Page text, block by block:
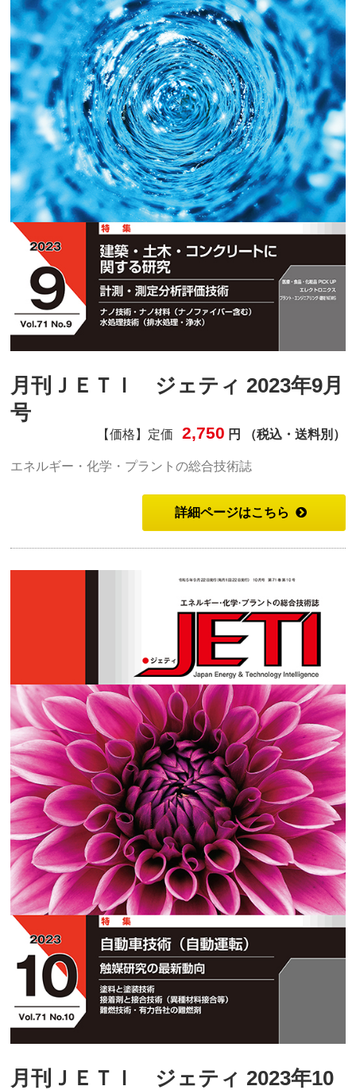
月刊ＪＥＴＩ ジェティ 2023年9月
号
【価格】定価 2,750 円 （税込・送料別）
エネルギー・化学・プラントの総合技術誌
詳細ページはこちら
月刊ＪＥＴＩ ジェティ 2023年10